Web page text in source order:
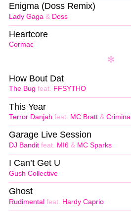
Lady Gaga & Doss
Enigma (Doss Remix)
Cormac
Heartcore
The Bug feat. FFSYTHO
How Bout Dat
Terror Danjah feat. MC Bratt & Criminal
This Year
DJ Bandit feat. MI6 & MC Sparks
Garage Live Session
Gush Collective
I Can’t Get U
Rudimental feat. Hardy Caprio
Ghost